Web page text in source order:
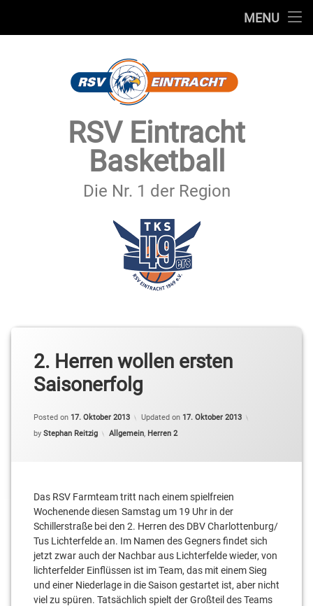
MENU
SECHSTER MANN
IMPRESSUM & DATENSCHUTZ
RSV Eintracht
Basketball
Die Nr. 1 der Region
2. Herren wollen ersten
Saisonerfolg
Posted on 17. Oktober 2013 Updated on 17. Oktober 2013
by Stephan Reitzig Categories:
Allgemein, Herren 2
Das RSV Farmteam tritt nach einem spielfreien
Wochenende diesen Samstag um 19 Uhr in der
Schillerstraße bei den 2. Herren des DBV Charlottenburg/
Tus Lichterfelde an. Im Namen des Gegners findet sich
jetzt zwar auch der Nachbar aus Lichterfelde wieder, von
lichterfelder Einflüssen ist im Team, das mit einem Sieg
und einer Niederlage in die Saison gestartet ist, aber nicht
viel zu spüren. Tatsächlich spielt der Großteil des Teams